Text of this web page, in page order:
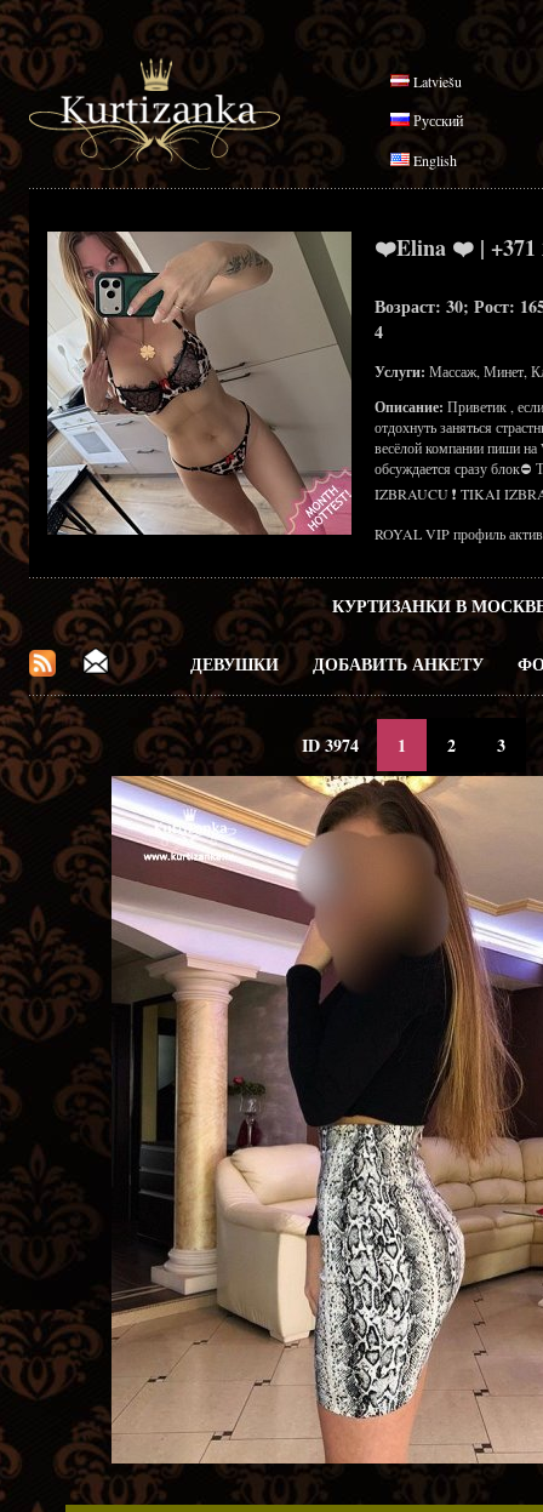
Latviešu
Русский
English
❤️Elina ❤️ | +371
Возраст: 30; Рост:
4
Услуги: Массаж, Минет,
Описание: Приветик ,
отдохнуть заняться
весёлой компании пиши
обсуждается сразу
IZBRAUCU ❗ TIKAI
ROYAL VIP профиль
КУРТИЗАНКИ В
ДЕВУШКИ ДОБАВИТЬ АНКЕТУ
ID 3974 1 2 3